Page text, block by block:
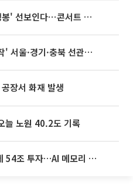
빅뱅, 20주년 기념 '새 뱅봉' 선보인다⋯콘서트 앞두고 팝업 개최
·충북 선관위 등 추가 압수수색
장서 화재 발생
노원 40.2도 기록
SK하이닉스, 용인·청주에 54조 투자…AI 메모리 생산기지 키운다